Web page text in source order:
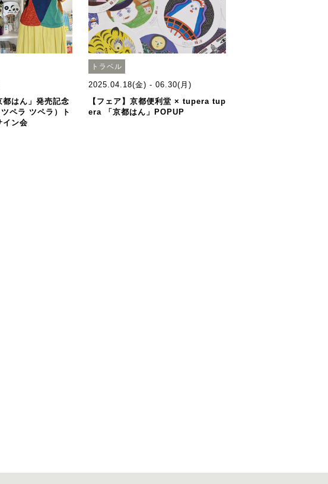
都はん」発売記念
ペラ ツペラ）ト
イン会
トラベル
2025.04.18(金) - 06.30(月)
【フェア】京都便利堂 × tupera tup
era 「京都はん」POPUP